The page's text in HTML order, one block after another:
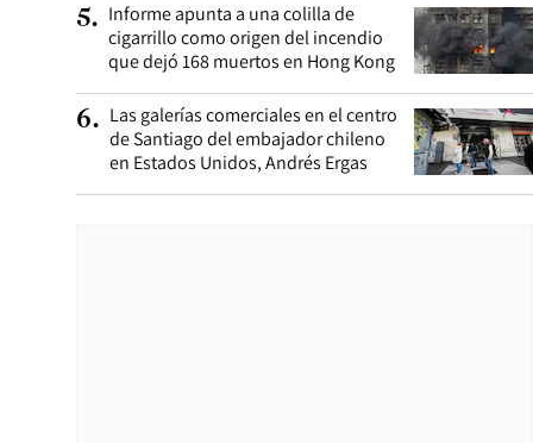
5. Informe apunta a una colilla de
cigarrillo como origen del incendio
que dejó 168 muertos en Hong Kong
6. Las galerías comerciales en el centro
de Santiago del embajador chileno
en Estados Unidos, Andrés Ergas